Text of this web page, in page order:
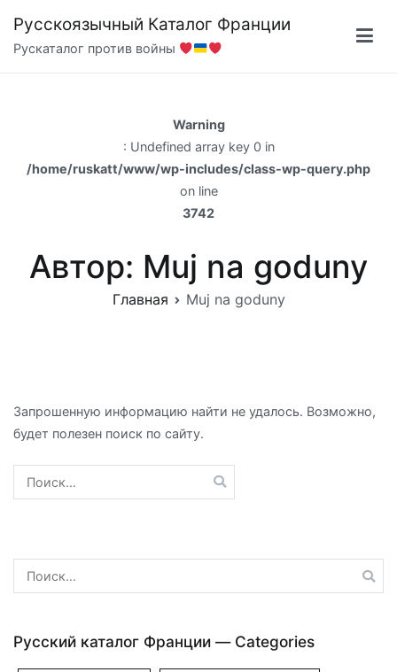
содержимому
Русскоязычный Каталог Франции
Рускаталог против войны
Warning
: Undefined array key 0 in
/home/ruskatt/www/wp-includes/class-wp-query.php
on line
3742
Автор: Muj na goduny
Главная Muj na goduny
Запрошенную информацию найти не удалось. Возможно,
будет полезен поиск по сайту.
Найти:
Найти:
Русский каталог Франции — Categories